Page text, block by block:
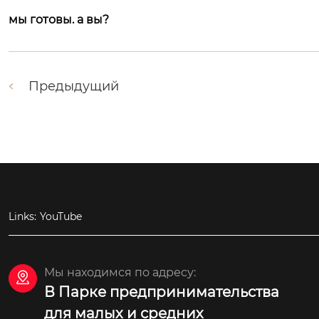
мы готовы. а вы?
Предыдущий
Links: YouTube
 Мы находимся по адресу:
В Парке предпринимательства
для малых и средних